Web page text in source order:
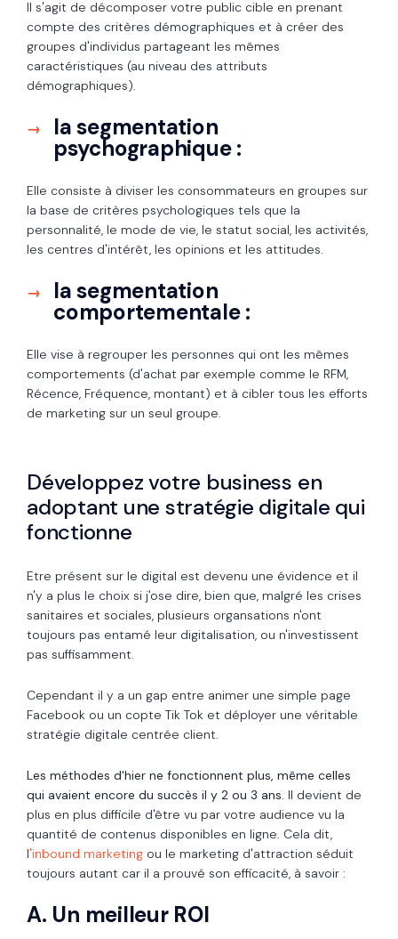
Il s'agit de décomposer votre public cible en prenant
compte des critères démographiques et à créer des
groupes d'individus partageant les mêmes
caractéristiques (au niveau des attributs
démographiques).
la segmentation
psychographique :
Elle consiste à diviser les consommateurs en groupes sur
la base de critères psychologiques tels que la
personnalité, le mode de vie, le statut social, les activités,
les centres d'intérêt, les opinions et les attitudes.
la segmentation
comportementale :
Elle vise à regrouper les personnes qui ont les mêmes
comportements (d'achat par exemple comme le RFM,
Récence, Fréquence, montant) et à cibler tous les efforts
de marketing sur un seul groupe.
Développez votre business en
adoptant une stratégie digitale qui
fonctionne
Etre présent sur le digital est devenu une évidence et il
n'y a plus le choix si j'ose dire, bien que, malgré les crises
sanitaires et sociales, plusieurs organsations n'ont
toujours pas entamé leur digitalisation, ou n'investissent
pas suffisamment.
Cependant il y a un gap entre animer une simple page
Facebook ou un copte Tik Tok et déployer une véritable
stratégie digitale centrée client.
Les méthodes d'hier ne fonctionnent plus, même celles
qui avaient encore du succès il y 2 ou 3 ans. Il devient de
plus en plus difficile d'être vu par votre audience vu la
quantité de contenus disponibles en ligne. Cela dit,
l'inbound marketing ou le marketing d'attraction séduit
toujours autant car il a prouvé son efficacité, à savoir :
A. Un meilleur ROI